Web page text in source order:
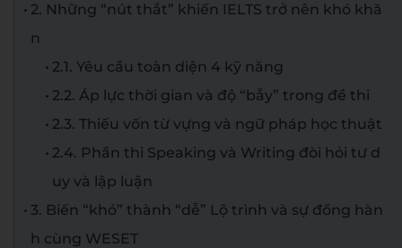
2. Những “nút thắt” khiến IELTS trở nên khó khă
n
2.1. Yêu cầu toàn diện 4 kỹ năng
2.2. Áp lực thời gian và độ “bẫy” trong đề thi
2.3. Thiếu vốn từ vựng và ngữ pháp học thuật
2.4. Phần thi Speaking và Writing đòi hỏi tư d
uy và lập luận
3. Biến “khó” thành “dễ” Lộ trình và sự đồng hàn
h cùng WESET